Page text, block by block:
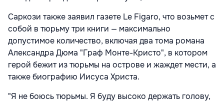
Саркози также заявил газете Le Figaro, что возьмет с
собой в тюрьму три книги — максимально
допустимое количество, включая два тома романа
Александра Дюма "Граф Монте-Кристо", в котором
герой бежит из тюрьмы на острове и жаждет мести, а
также биографию Иисуса Христа.
"Я не боюсь тюрьмы. Я буду высоко держать голову,